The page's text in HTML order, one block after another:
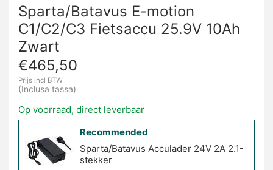
Sparta/Batavus E-motion
C1/C2/C3 Fietsaccu 25.9V 10Ah
Zwart
€465,50
Prijs incl BTW
(Inclusa tassa)
Op voorraad, direct leverbaar
Recommended
Sparta/Batavus Acculader 24V 2A 2.1-
stekker